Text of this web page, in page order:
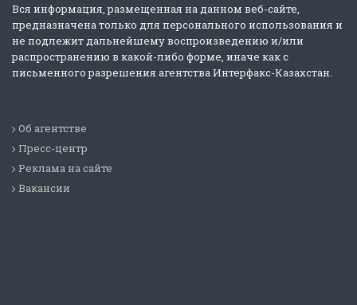
Вся информация, размещенная на данном веб-сайте,
предназначена только для персонального использования и
не подлежит дальнейшему воспроизведению и/или
распространению в какой-либо форме, иначе как с
письменного разрешения агентства Интерфакс-Казахстан.
Об агентстве
Пресс-центр
Реклама на сайте
Вакансии